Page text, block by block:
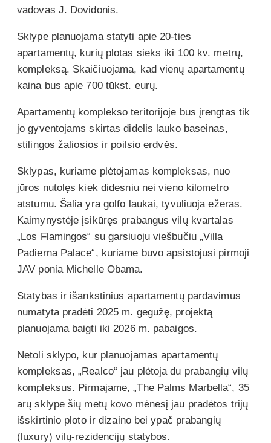
vadovas J. Dovidonis.
Sklype planuojama statyti apie 20-ties
apartamentų, kurių plotas sieks iki 100 kv. metrų,
kompleksą. Skaičiuojama, kad vienų apartamentų
kaina bus apie 700 tūkst. eurų.
Apartamentų komplekso teritorijoje bus įrengtas tik
jo gyventojams skirtas didelis lauko baseinas,
stilingos žaliosios ir poilsio erdvės.
Sklypas, kuriame plėtojamas kompleksas, nuo
jūros nutolęs kiek didesniu nei vieno kilometro
atstumu. Šalia yra golfo laukai, tyvuliuoja ežeras.
Kaimynystėje įsikūręs prabangus vilų kvartalas
„Los Flamingos“ su garsiuoju viešbučiu „Villa
Padierna Palace“, kuriame buvo apsistojusi pirmoji
JAV ponia Michelle Obama.
Statybas ir išankstinius apartamentų pardavimus
numatyta pradėti 2025 m. gegužę, projektą
planuojama baigti iki 2026 m. pabaigos.
Netoli sklypo, kur planuojamas apartamentų
kompleksas, „Realco“ jau plėtoja du prabangių vilų
kompleksus. Pirmajame, „The Palms Marbella“, 35
arų sklype šių metų kovo mėnesį jau pradėtos trijų
išskirtinio ploto ir dizaino bei ypač prabangių
(luxury) vilų-rezidencijų statybos.